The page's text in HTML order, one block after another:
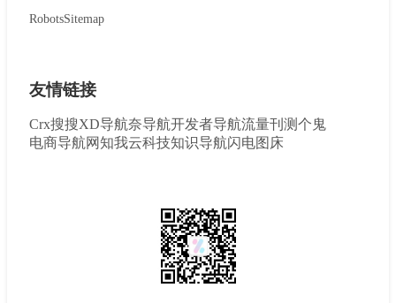
RobotsSitemap
友情链接
Crx搜搜XD导航奈导航开发者导航流量刊 测个鬼
电商导航网知我云科技知识导航闪电图床